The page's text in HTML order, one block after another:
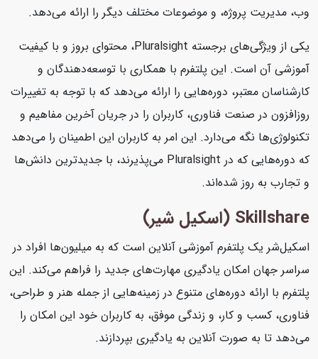
وب، مدیریت پروژه، و موضوعات مختلف دیگر را ارائه می‌دهد.
یکی از ویژگی‌های برجسته Pluralsight، محتوای بروز و با کیفیت
آموزشی آن است. این پلتفرم با همکاری با توسعه‌دهندگان و
کارشناسان معتبر، دوره‌هایی را ارائه می‌دهد که با توجه به تغییرات
روزافزون در صنعت فناوری، کاربران را در جریان آخرین مفاهیم و
تکنولوژی‌ها نگه می‌دارد. این امر به کاربران این اطمینان را می‌دهد
که دوره‌هایی که در Pluralsight می‌پذیرند، با جدیدترین دانش‌ها
و تجارب به روز شده‌اند.
Skillshare (اسکیل شیر)
اسکیل‌شر یک پلتفرم آموزشی آنلاین است که به میلیون‌ها افراد در
سراسر جهان امکان یادگیری مهارت‌های جدید را فراهم می‌کند. این
پلتفرم با ارائه دوره‌های متنوع در زمینه‌هایی از جمله هنر و طراحی،
فناوری، کسب و کار، و زندگی موفق، به کاربران خود این امکان را
می‌دهد تا به صورت آنلاین به یادگیری بپردازند.